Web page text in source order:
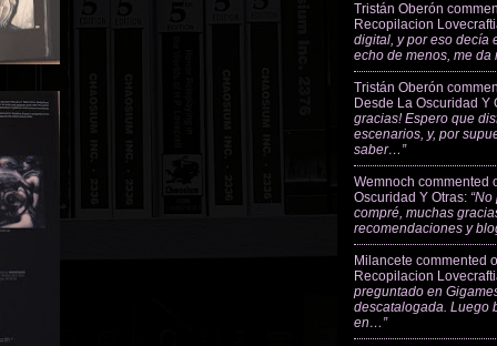
Tristán Oberón
Recopilacion
digital, y por eso decía
echo de menos, me
Tristán Oberón
Desde La Oscuridad Y
gracias! Espero que
escenarios, y, por
saber…”
Wemnoch commented
Oscuridad Y Otras:
compré, muchas
recomendaciones y
Milancete commented
Recopilacion
preguntado en
descatalogada. Luego
en…”